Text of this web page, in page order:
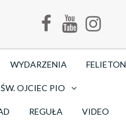
WYDARZENIA FELIETON
ŚW. OJCIEC PIO
REGUŁA VIDEO